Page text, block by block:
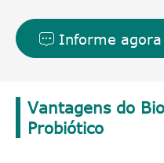
Informe agora
Vantagens do
Probiótico